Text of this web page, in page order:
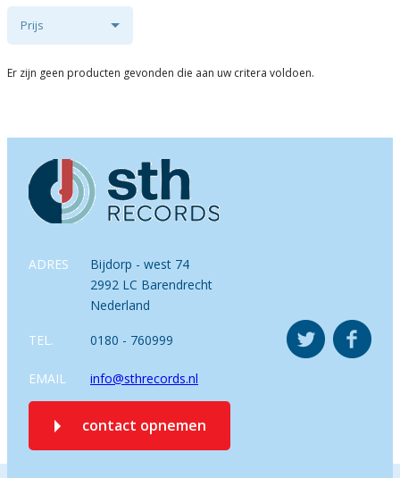
Prijs
Er zijn geen producten gevonden die aan uw critera voldoen.
ADRES
Bijdorp - west 74
2992 LC Barendrecht
Nederland
TEL. 0180 - 760999
EMAIL info@sthrecords.nl
contact opnemen